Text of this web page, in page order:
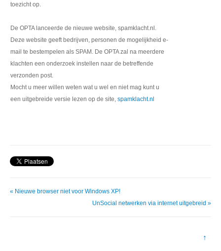
toezicht op.
De OPTA lanceerde de nieuwe website, spamklacht.nl.
Deze website geeft bedrijven, personen de mogelijkheid e-
mail te bestempelen als SPAM. De OPTA zal na meerdere
klachten een onderzoek instellen naar de betreffende
verzonden post.
Mocht u meer willen weten wat u wel en niet mag kunt u
een uitgebreide versie lezen op de site, spamklacht.nl
« Nieuwe browser niet voor Windows XP!
UnSocial netwerken via internet uitgebreid »
↑